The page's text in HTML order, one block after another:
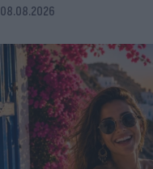
08.08.2026